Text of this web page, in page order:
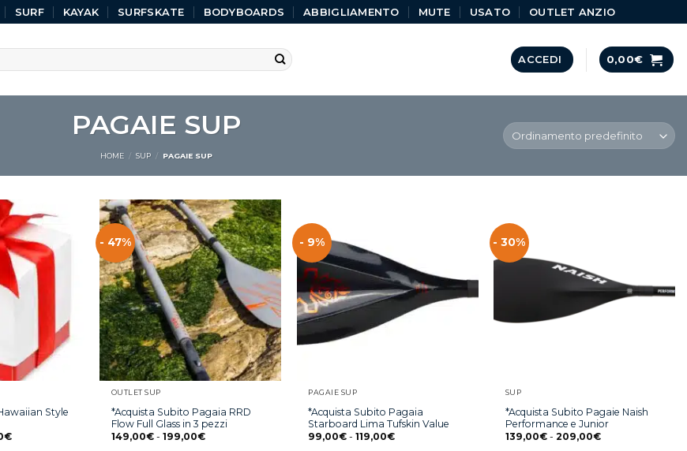
SURF KAYAK SURFSKATE BODYBOARDS ABBIGLIAMENTO MUTE USATO OUTLET ANZIO
ACCEDI 0,00€
PAGAIE SUP
HOME / SUP / PAGAIE SUP
Style
€
- 47%
OUTLET SUP
*Acquista Subito Pagaia RRD
Flow Full Glass in 3 pezzi
149,00€ - 199,00€
- 9%
PAGAIE SUP
*Acquista Subito Pagaia
Starboard Lima Tufskin Value
99,00€ - 119,00€
- 30%
SUP
*Acquista Subito Pagaie Naish
Performance e Junior
139,00€ - 209,00€